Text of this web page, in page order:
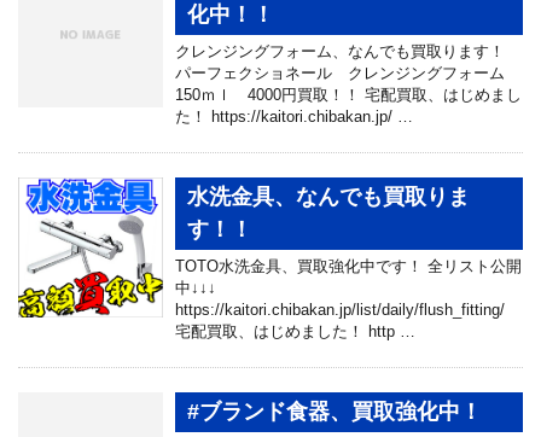
化中！！
クレンジングフォーム、なんでも買取ります！
パーフェクショネール クレンジングフォーム
150ｍｌ 4000円買取！！ 宅配買取、はじめまし
た！ https://kaitori.chibakan.jp/ …
水洗金具、なんでも買取りま
す！！
TOTO水洗金具、買取強化中です！ 全リスト公開
中↓↓↓
https://kaitori.chibakan.jp/list/daily/flush_fitting/
宅配買取、はじめました！ http …
#ブランド食器、買取強化中！